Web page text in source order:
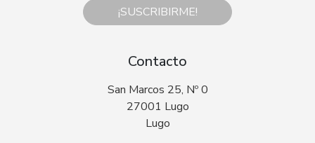
¡SUSCRIBIRME!
Contacto
San Marcos 25, Nº 0
27001 Lugo
Lugo